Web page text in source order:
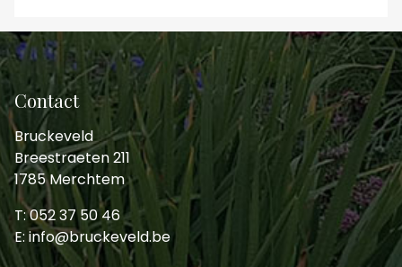
Contact
Bruckeveld
Breestraeten 211
1785 Merchtem
T: 052 37 50 46
E: info@bruckeveld.be